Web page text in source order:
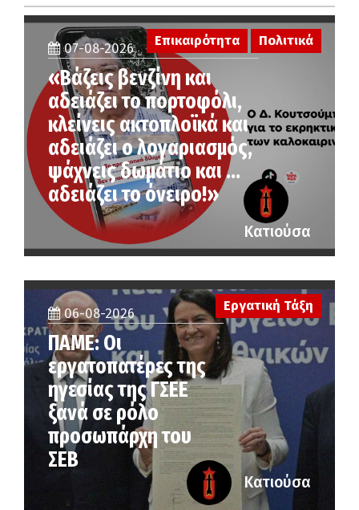
Επικαιρότητα Πολιτικά
07-08-2026
«Βάζεις βενζίνη και
αδειάζει το πορτοφόλι,
κλείνεις ακτοπλοϊκά και
αδειάζει ο λογαριασμός,
ψάχνεις δωμάτιο και …
αδειάζει το όνειρο!»
Κατιούσα
06-08-2026
ΠΑΜΕ: Οι
εργατοπατέρες της
ηγεσίας της ΓΣΕΕ
ξανά σε ρόλο
προσωπάρχη του
ΣΕΒ
Εργατική Τάξη
Κατιούσα